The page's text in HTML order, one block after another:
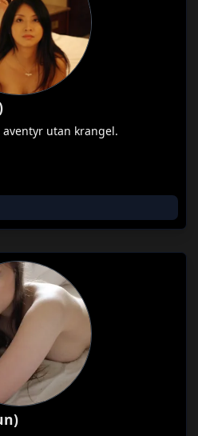
utan krangel.